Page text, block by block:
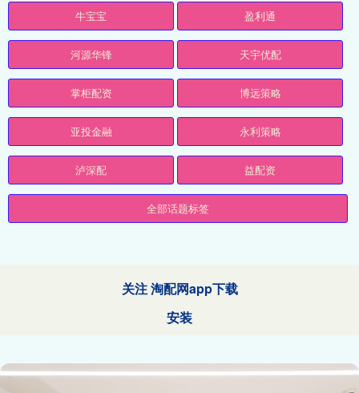
牛宝宝 盈利通
河源华锋 天宇优配
掌柜配资 博远策略
亚投金融 永利策略
泸深配 益配资
全部话题标签
关注 淘配网app下载
安装